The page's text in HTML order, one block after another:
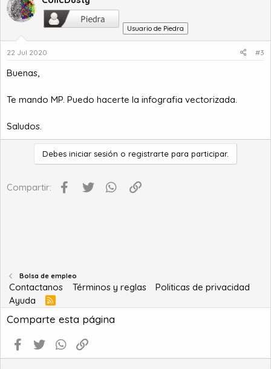
Usuario de Piedra
22 Jul 2020 #3
Buenas,
Te mando MP. Puedo hacerte la infografia vectorizada.
Saludos.
Debes iniciar sesión o registrarte para participar.
Compartir: Facebook
Twitter WhatsApp
Bolsa de empleo
Contactanos Términos y reglas
Politicas de privacidad
Ayuda
R
S
S
Comparte esta página
Facebook
Twitter WhatsApp